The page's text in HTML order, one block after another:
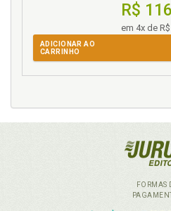
R$
em 4x de
ADICIONAR AO
CARRINHO
FORMAS